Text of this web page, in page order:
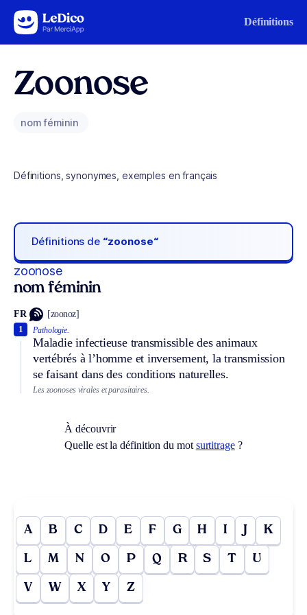
Aller au contenu Définitions
Zoonose
nom féminin
Définitions, synonymes, exemples en français
Définitions de “zoonose“
zoonose
nom féminin
FR [zoonoz]
Pathologie.
Maladie infectieuse transmissible des animaux
vertébrés à l’homme et inversement, la transmission
se faisant dans des conditions naturelles.
1
Les zoonoses virales et parasitaires.
À découvrir
Quelle est la définition du mot surtitrage?
A B C D E F G H I J K
L M N O P Q R S T U
V W X Y Z